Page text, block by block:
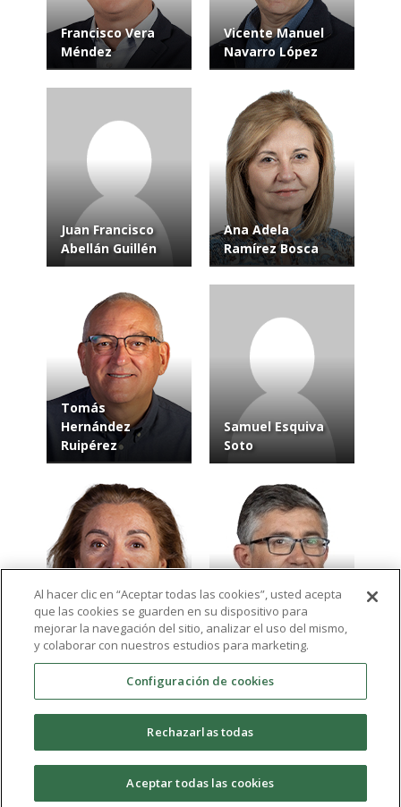
Francisco Vera
Méndez
Vicente Manuel
Navarro López
Juan Francisco
Abellán Guillén
Ana Adela
Ramírez Bosca
Tomás
Hernández
Ruipérez
Samuel Esquiva
Soto
María Rodriguez
Miñón Ferrán
Manuel José
Párraga Ramírez
expand_more
Al hacer clic en “Aceptar todas las cookies”, usted acepta
que las cookies se guarden en su dispositivo para
mejorar la navegación del sitio, analizar el uso del mismo,
y colaborar con nuestros estudios para marketing.
Configuración de cookies
Rechazarlas todas
Aceptar todas las cookies